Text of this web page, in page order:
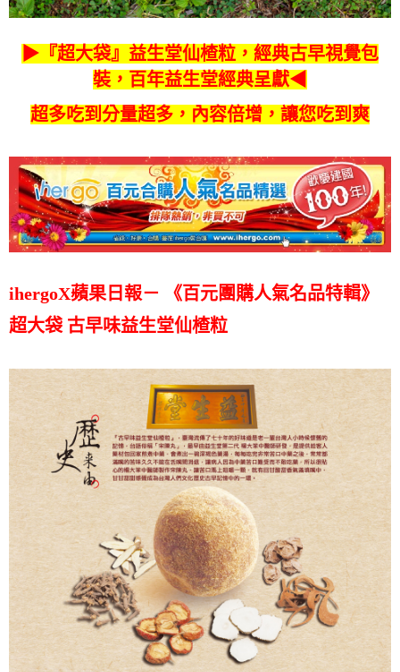
▶ 『超大袋』益生堂仙楂粒，經典古早視覺包
裝，百年益生堂經典呈獻◀
超多吃到分量超多，內容倍增，讓您吃到爽
ihergoX蘋果日報－ 《百元團購人氣名品特輯》
超大袋 古早味益生堂仙楂粒